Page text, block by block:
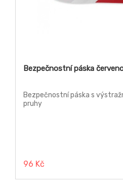
Bezpečnostní páska
Bezpečnostní páska s
pruhy
96 Kč